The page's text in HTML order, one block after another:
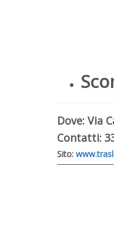
Dove: Via
Contatti:
Sito: